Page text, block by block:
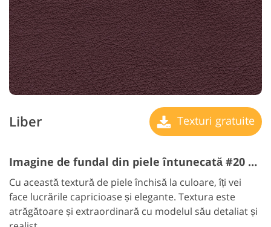
Liber Texturi gratuite
Imagine de fundal din piele întunecată #20 "Gingerbread"
Cu această textură de piele închisă la culoare, îți vei
face lucrările capricioase și elegante. Textura este
atrăgătoare și extraordinară cu modelul său detaliat și